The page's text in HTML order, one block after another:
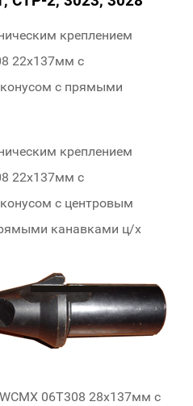
креплением
22х137мм с
c прямыми
креплением
22х137мм с
с центровым
канавками ц/х
06Т308 28х137мм с